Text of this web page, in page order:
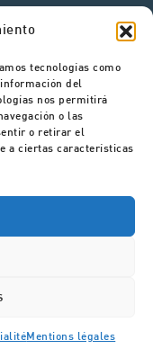
tecnologías como
del
nos permitirá
o las
o retirar el
a ciertas características
Mentions légales